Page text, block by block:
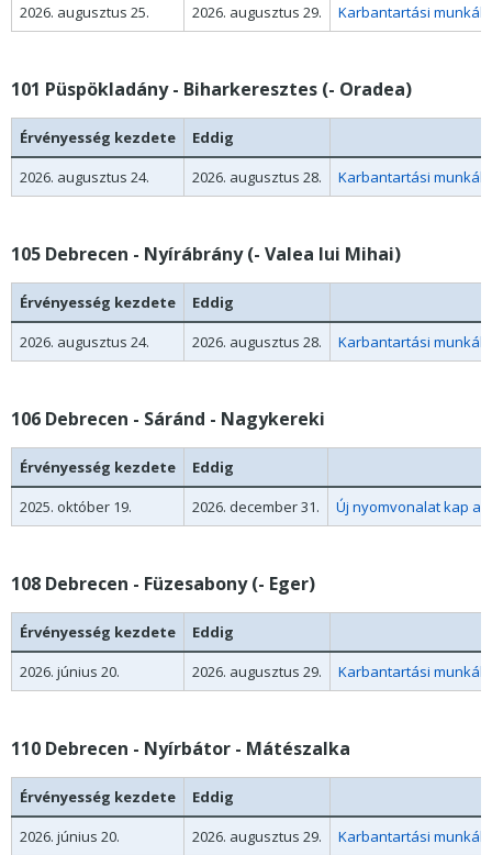
2026. augusztus 25.
2026. augusztus 29. Karbantartási munkák
101 Püspökladány - Biharkeresztes (- Oradea)
Érvényesség kezdete
Eddig
2026. augusztus 24.
2026. augusztus 28. Karbantartási munkák
105 Debrecen - Nyírábrány (- Valea lui Mihai)
Érvényesség kezdete
Eddig
2026. augusztus 24.
2026. augusztus 28. Karbantartási munkák
106 Debrecen - Sáránd - Nagykereki
Érvényesség kezdete
Eddig
2025. október 19.
2026. december 31. Új nyomvonalat kap a
108 Debrecen - Füzesabony (- Eger)
Érvényesség kezdete
Eddig
2026. június 20.
2026. augusztus 29. Karbantartási munkák
110 Debrecen - Nyírbátor - Mátészalka
Érvényesség kezdete
Eddig
2026. június 20.
2026. augusztus 29. Karbantartási munkák